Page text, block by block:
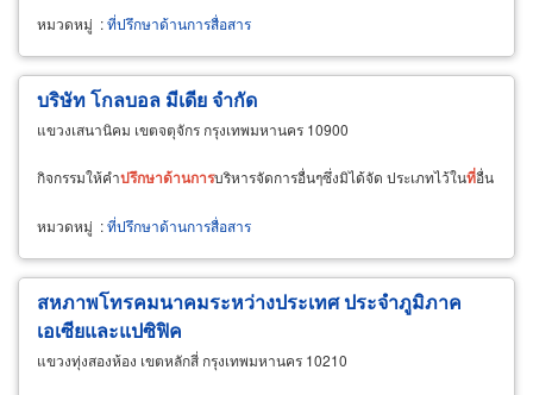
หมวดหมู่ :ที่ปรึกษาด้านการสื่อสาร
บริษัท โกลบอล มีเดีย จำกัด
แขวงเสนานิคม เขตจตุจักร กรุงเทพมหานคร 10900
กิจกรรมให้คำปรึกษาด้านการบริหารจัดการอื่นๆซึ่งมิได้จัด ประเภทไว้ในที่อื่น
หมวดหมู่ :ที่ปรึกษาด้านการสื่อสาร
สหภาพโทรคมนาคมระหว่างประเทศ ประจำภูมิภาค
เอเซียและแปซิฟิค
แขวงทุ่งสองห้อง เขตหลักสี่ กรุงเทพมหานคร 10210